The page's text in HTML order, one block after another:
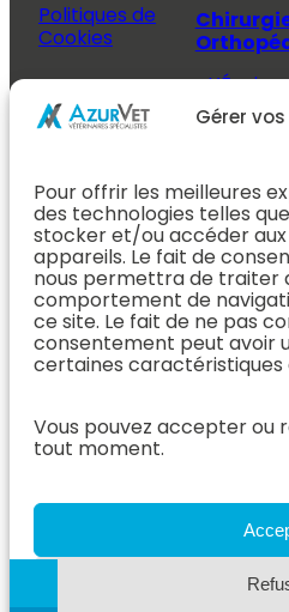
Gérer
Pour offrir les meilleures
des technologies telles
stocker et/ou accéder
appareils. Le fait de
nous permettra de traiter
comportement de
ce site. Le fait de ne pas
consentement peut avoir
certaines caractéristiques
Vous pouvez accepter ou
tout moment.
Politiques de
Cookies
Propriétaire
Prendre
rendez-vous
Après mon
rendez-vous
Espace
Vétérinaire
cas
Nous rejoindre
AzurVet
L’Équipe
ORL
L’Équipe
ORL
ORL)
L’Équipe
En